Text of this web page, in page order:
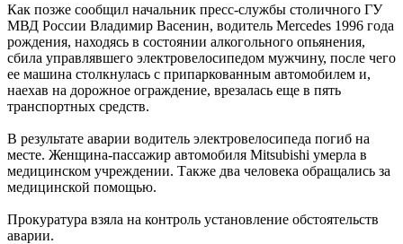
Как позже сообщил начальник пресс-службы столичного ГУ
МВД России Владимир Васенин, водитель Mercedes 1996 года
рождения, находясь в состоянии алкогольного опьянения,
сбила управлявшего электровелосипедом мужчину, после чего
ее машина столкнулась с припаркованным автомобилем и,
наехав на дорожное ограждение, врезалась еще в пять
транспортных средств.
В результате аварии водитель электровелосипеда погиб на
месте. Женщина-пассажир автомобиля Mitsubishi умерла в
медицинском учреждении. Также два человека обращались за
медицинской помощью.
Прокуратура взяла на контроль установление обстоятельств
аварии.